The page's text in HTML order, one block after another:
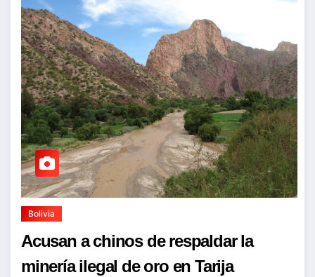
Bolivia
Acusan a chinos de respaldar la
minería ilegal de oro en Tarija